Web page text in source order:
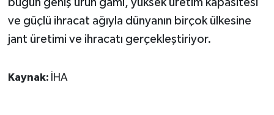
bugün geniş ürün gamı, yüksek üretim kapasitesi
ve güçlü ihracat ağıyla dünyanın birçok ülkesine
jant üretimi ve ihracatı gerçekleştiriyor.
Kaynak: İHA